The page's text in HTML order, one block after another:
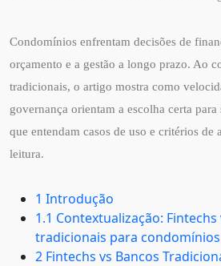
Condomínios enfrentam decisões de
orçamento e a gestão a longo prazo. Ao
tradicionais, o artigo mostra como
governança orientam a escolha certa para
que entendam casos de uso e critérios de
leitura.
1 Introdução
1.1 Contextualização:
tradicionais para
2 Fintechs vs Bancos